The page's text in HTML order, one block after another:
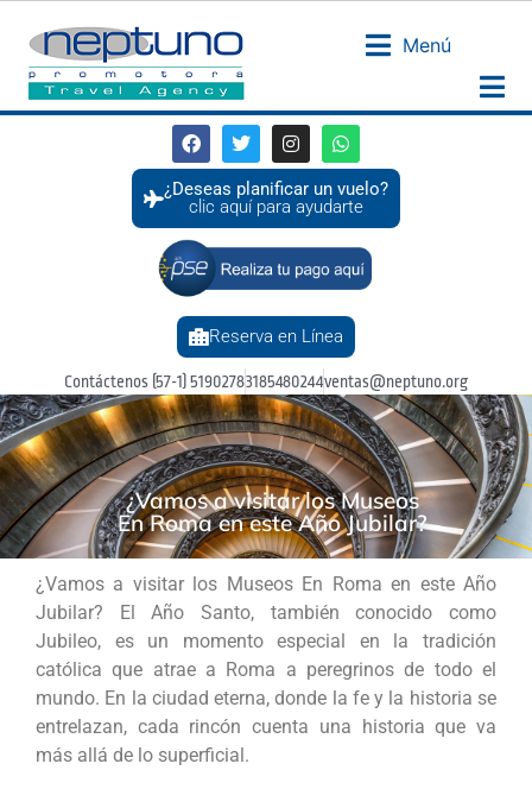
Menú
¿Deseas planificar un vuelo?
clic aquí para ayudarte
Reserva en Línea
Contáctenos (57-1) 51902783185480244ventas@neptuno.org
¿Vamos a visitar los Museos
En Roma en este Año Jubilar?
¿Vamos a visitar los Museos En Roma en este Año
Jubilar? El Año Santo, también conocido como
Jubileo, es un momento especial en la tradición
católica que atrae a Roma a peregrinos de todo el
mundo. En la ciudad eterna, donde la fe y la historia se
entrelazan, cada rincón cuenta una historia que va
más allá de lo superficial.